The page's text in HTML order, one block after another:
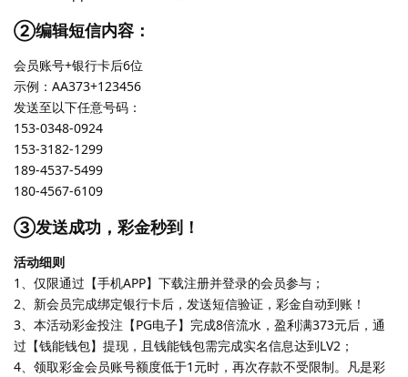
②编辑短信内容：
会员账号+银行卡后6位
示例：AA373+123456
发送至以下任意号码：
153-0348-0924
153-3182-1299
189-4537-5499
180-4567-6109
③发送成功，彩金秒到！
活动细则
1、仅限通过【手机APP】下载注册并登录的会员参与；
2、新会员完成绑定银行卡后，发送短信验证，彩金自动到账！
3、本活动彩金投注【PG电子】完成8倍流水，盈利满373元后，通
过【钱能钱包】提现，且钱能钱包需完成实名信息达到LV2；
4、领取彩金会员账号额度低于1元时，再次存款不受限制。凡是彩